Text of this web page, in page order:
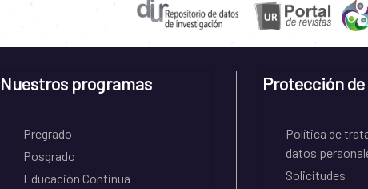
Nuestros programas
Pregrado
Posgrado
Educación Continua
Protección
Política de
datos
Solicitudes